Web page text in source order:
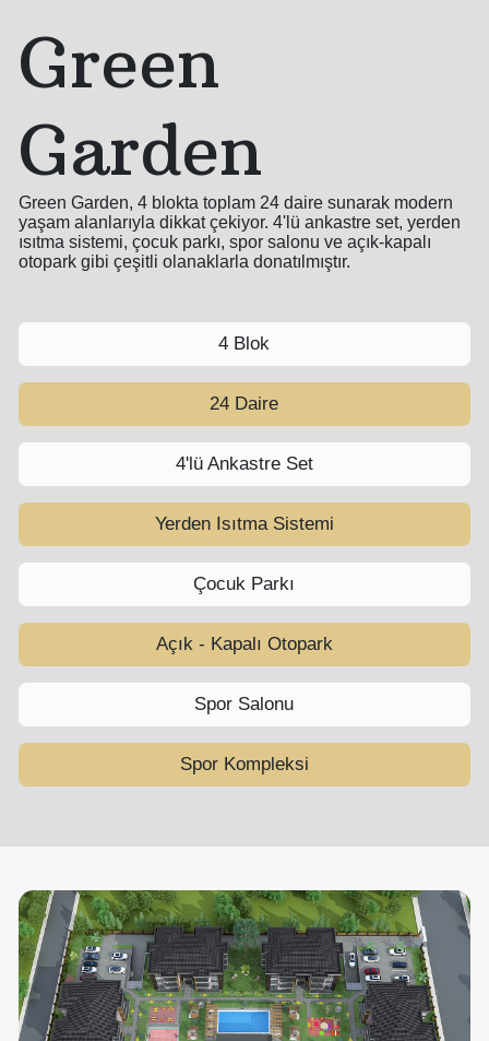
Green
Garden
Green Garden, 4 blokta toplam 24 daire sunarak modern
yaşam alanlarıyla dikkat çekiyor. 4'lü ankastre set, yerden
ısıtma sistemi, çocuk parkı, spor salonu ve açık-kapalı
otopark gibi çeşitli olanaklarla donatılmıştır.
4 Blok
24 Daire
4'lü Ankastre Set
Yerden Isıtma Sistemi
Çocuk Parkı
Açık - Kapalı Otopark
Spor Salonu
Spor Kompleksi